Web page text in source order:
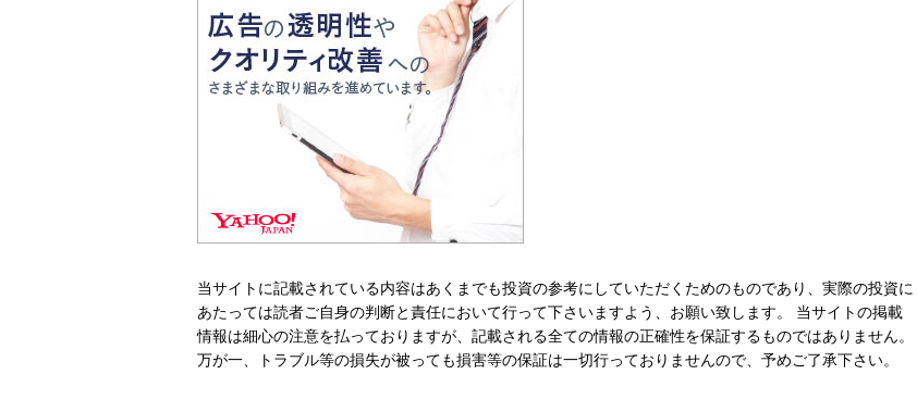
当サイトに記載されている内容はあくまでも投資の参考にしていただくためのものであり、実際の投資に
あたっては読者ご自身の判断と責任において行って下さいますよう、お願い致します。 当サイトの掲載
情報は細心の注意を払っておりますが、記載される全ての情報の正確性を保証するものではありません。
万が一、トラブル等の損失が被っても損害等の保証は一切行っておりませんので、予めご了承下さい。